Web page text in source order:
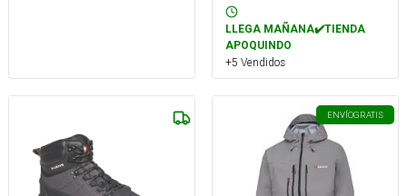
LLEGA MAÑANA✔️TIENDA
APOQUINDO
+5 Vendidos
ENVÍOGRATIS